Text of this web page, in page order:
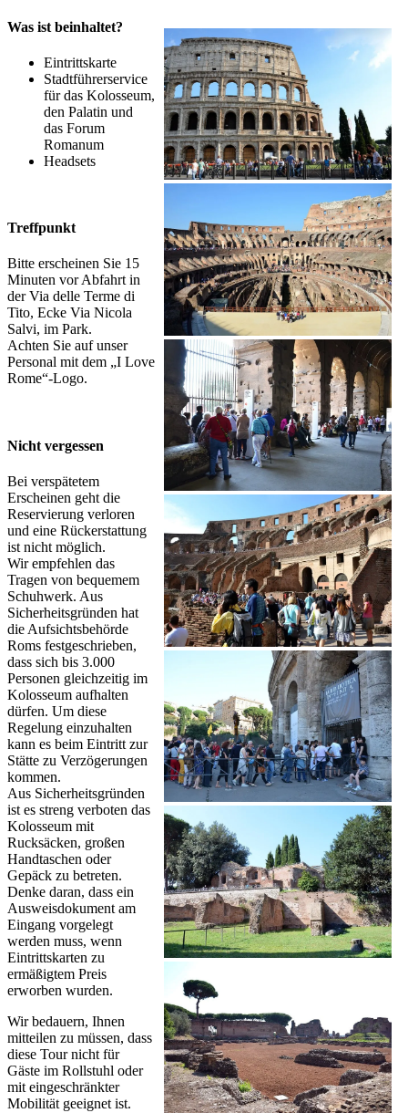
Was ist beinhaltet?
Eintrittskarte
Stadtführerservice
für das Kolosseum,
den Palatin und
das Forum
Romanum
Headsets
Treffpunkt
Bitte erscheinen Sie 15
Minuten vor Abfahrt in
der Via delle Terme di
Tito, Ecke Via Nicola
Salvi, im Park.
Achten Sie auf unser
Personal mit dem „I Love
Rome“-Logo.
Nicht vergessen
Bei verspätetem
Erscheinen geht die
Reservierung verloren
und eine Rückerstattung
ist nicht möglich.
Wir empfehlen das
Tragen von bequemem
Schuhwerk. Aus
Sicherheitsgründen hat
die Aufsichtsbehörde
Roms festgeschrieben,
dass sich bis 3.000
Personen gleichzeitig im
Kolosseum aufhalten
dürfen. Um diese
Regelung einzuhalten
kann es beim Eintritt zur
Stätte zu Verzögerungen
kommen.
Aus Sicherheitsgründen
ist es streng verboten das
Kolosseum mit
Rucksäcken, großen
Handtaschen oder
Gepäck zu betreten.
Denke daran, dass ein
Ausweisdokument am
Eingang vorgelegt
werden muss, wenn
Eintrittskarten zu
ermäßigtem Preis
erworben wurden.
Wir bedauern, Ihnen
mitteilen zu müssen, dass
diese Tour nicht für
Gäste im Rollstuhl oder
mit eingeschränkter
Mobilität geeignet ist.